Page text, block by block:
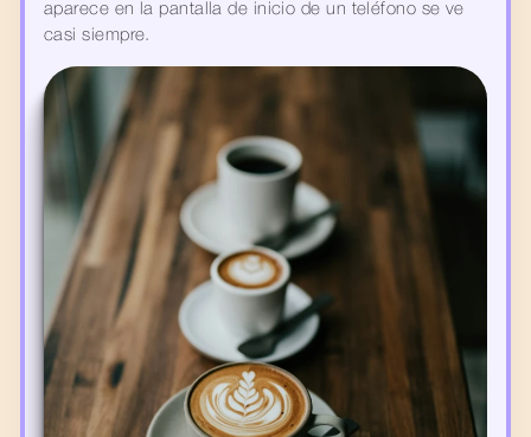
aparece en la pantalla de inicio de un teléfono se ve
casi siempre.